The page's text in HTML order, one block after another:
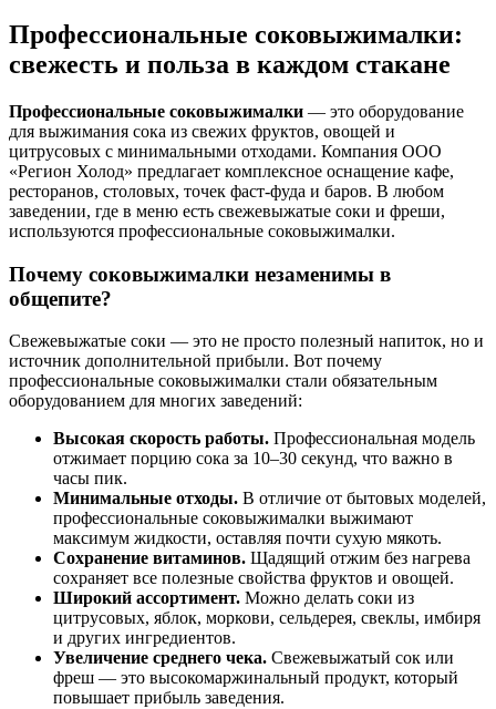
Профессиональные соковыжималки:
свежесть и польза в каждом стакане
Профессиональные соковыжималки — это оборудование
для выжимания сока из свежих фруктов, овощей и
цитрусовых с минимальными отходами. Компания ООО
«Регион Холод» предлагает комплексное оснащение кафе,
ресторанов, столовых, точек фаст-фуда и баров. В любом
заведении, где в меню есть свежевыжатые соки и фреши,
используются профессиональные соковыжималки.
Почему соковыжималки незаменимы в
общепите?
Свежевыжатые соки — это не просто полезный напиток, но и
источник дополнительной прибыли. Вот почему
профессиональные соковыжималки стали обязательным
оборудованием для многих заведений:
Высокая скорость работы. Профессиональная модель
отжимает порцию сока за 10–30 секунд, что важно в
часы пик.
Минимальные отходы. В отличие от бытовых моделей,
профессиональные соковыжималки выжимают
максимум жидкости, оставляя почти сухую мякоть.
Сохранение витаминов. Щадящий отжим без нагрева
сохраняет все полезные свойства фруктов и овощей.
Широкий ассортимент. Можно делать соки из
цитрусовых, яблок, моркови, сельдерея, свеклы, имбиря
и других ингредиентов.
Увеличение среднего чека. Свежевыжатый сок или
фреш — это высокомаржинальный продукт, который
повышает прибыль заведения.